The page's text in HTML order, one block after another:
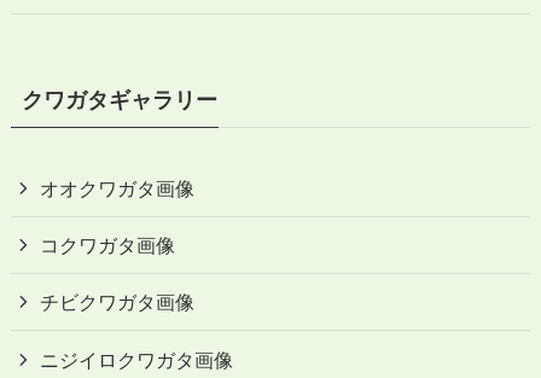
クワガタギャラリー
オオクワガタ画像
コクワガタ画像
チビクワガタ画像
ニジイロクワガタ画像